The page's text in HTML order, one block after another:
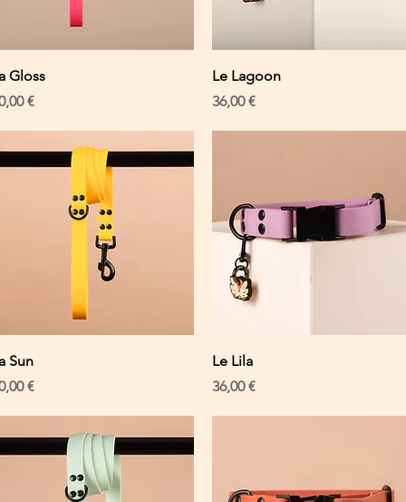
Gloss
€
Schnellansicht
Le Lagoon
Preis
36,00 €
Sun
€
Le Lila
Preis
36,00 €